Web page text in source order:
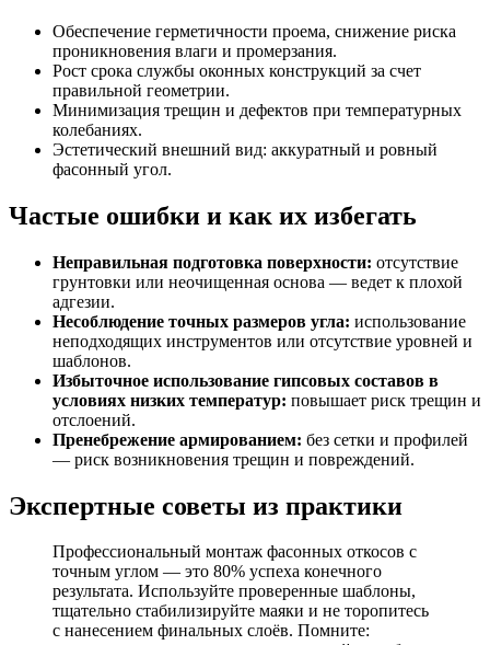
Обеспечение герметичности проема, снижение риска
проникновения влаги и промерзания.
Рост срока службы оконных конструкций за счет
правильной геометрии.
Минимизация трещин и дефектов при температурных
колебаниях.
Эстетический внешний вид: аккуратный и ровный
фасонный угол.
Частые ошибки и как их избегать
Неправильная подготовка поверхности: отсутствие
грунтовки или неочищенная основа — ведет к плохой
адгезии.
Несоблюдение точных размеров угла: использование
неподходящих инструментов или отсутствие уровней и
шаблонов.
Избыточное использование гипсовых составов в
условиях низких температур: повышает риск трещин и
отслоений.
Пренебрежение армированием: без сетки и профилей
— риск возникновения трещин и повреждений.
Экспертные советы из практики
Профессиональный монтаж фасонных откосов с
точным углом — это 80% успеха конечного
результата. Используйте проверенные шаблоны,
тщательно стабилизируйте маяки и не торопитесь
с нанесением финальных слоёв. Помните: